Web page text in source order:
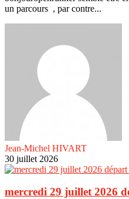
un parcours , par contre...
Jean-Michel HIVART
30 juillet 2026
mercredi 29 juillet 2026